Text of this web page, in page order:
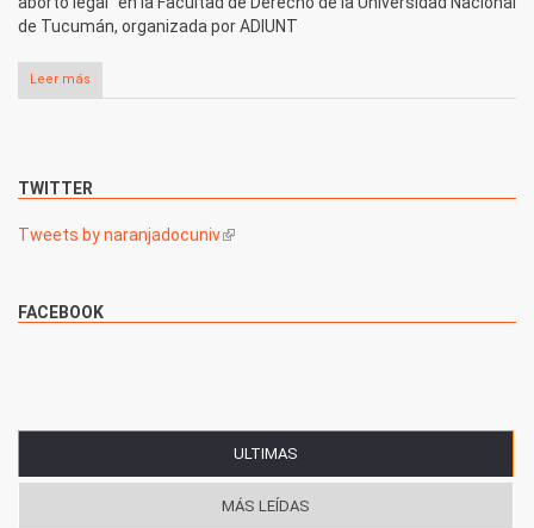
de Tucumán, organizada por ADIUNT
Leer más
TWITTER
Tweets by naranjadocuniv(link is external)
FACEBOOK
ULTIMAS
MÁS LEÍDAS